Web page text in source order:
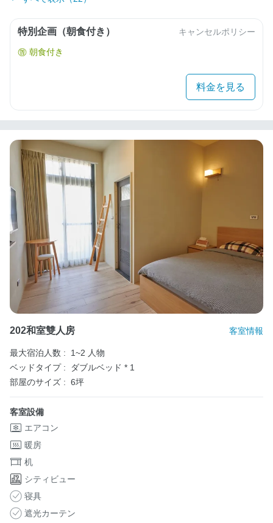
特別企画（朝食付き） キャンセルポリシー
朝食付き
料金を見る
202和室雙人房 客室情報
最大宿泊人数 :
1~2 人物
ベッドタイプ :
ダブルベッド * 1
部屋のサイズ : 6坪
客室設備
エアコン
暖房
机
シティビュー
寝具
遮光カーテン